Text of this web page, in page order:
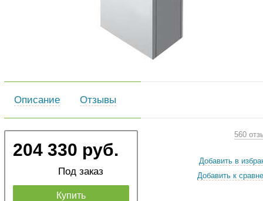
Описание Отзывы
204 330 руб.
Под заказ
Купить
560
Добавить в
Добавить к